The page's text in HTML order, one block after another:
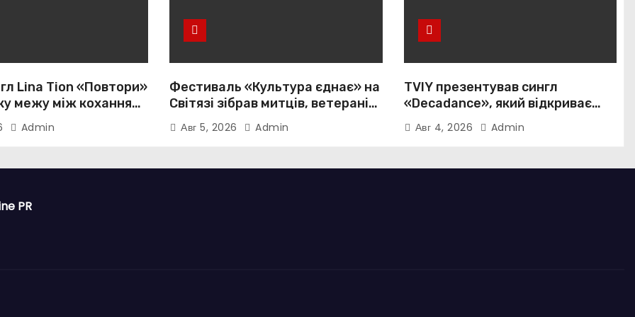
Lina Tion «Повтори»
межу між коханням,
та нав’язливою
Admin
Фестиваль «Культура єднає» на
Світязі зібрав митців, ветеранів і
громади з усієї України
Авг 5, 2026 Admin
TVIY презентував сингл
«Decadance», який відкриває
нову сторінку українського
нуар-попу
Авг 4, 2026 Admin
PR